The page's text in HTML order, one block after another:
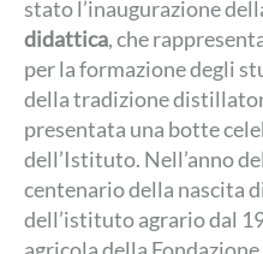
stato l’inaugurazione
didattica, che
per la formazione degli
della tradizione
presentata una botte
dell’Istituto. Nell’anno
centenario della nascita
dell’istituto agrario dal